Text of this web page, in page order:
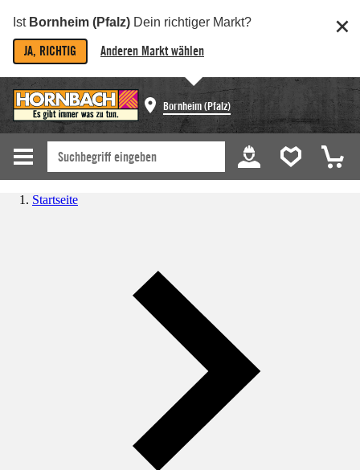
Ist Bornheim (Pfalz) Dein richtiger Markt?
JA, RICHTIG Anderen Markt wählen
Bornheim (Pfalz)
Startseite